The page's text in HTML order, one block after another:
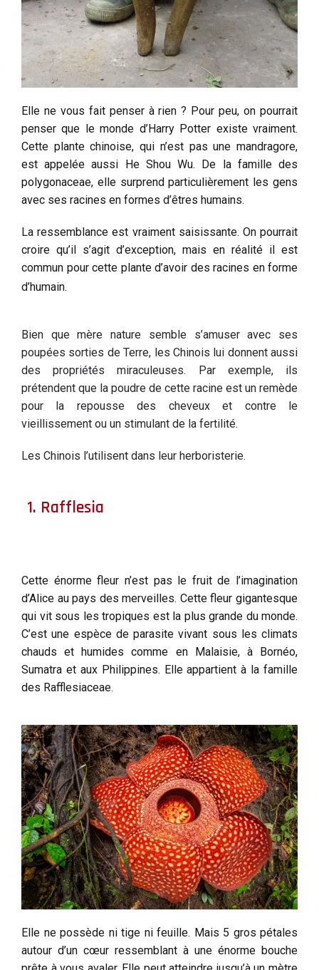
Elle ne vous fait penser à rien ? Pour peu, on pourrait
penser que le monde d’Harry Potter existe vraiment.
Cette plante chinoise, qui n’est pas une mandragore,
est appelée aussi He Shou Wu. De la famille des
polygonaceae, elle surprend particulièrement les gens
avec ses racines en formes d’êtres humains.
La ressemblance est vraiment saisissante. On pourrait
croire qu’il s’agit d’exception, mais en réalité il est
commun pour cette plante d’avoir des racines en forme
d’humain.
Bien que mère nature semble s’amuser avec ses
poupées sorties de Terre, les Chinois lui donnent aussi
des propriétés miraculeuses. Par exemple, ils
prétendent que la poudre de cette racine est un remède
pour la repousse des cheveux et contre le
vieillissement ou un stimulant de la fertilité.
Les Chinois l’utilisent dans leur herboristerie.
1. Rafflesia
Cette énorme fleur n’est pas le fruit de l’imagination
d’Alice au pays des merveilles. Cette fleur gigantesque
qui vit sous les tropiques est la plus grande du monde.
C’est une espèce de parasite vivant sous les climats
chauds et humides comme en Malaisie, à Bornéo,
Sumatra et aux Philippines. Elle appartient à la famille
des Rafflesiaceae.
Elle ne possède ni tige ni feuille. Mais 5 gros pétales
autour d’un cœur ressemblant à une énorme bouche